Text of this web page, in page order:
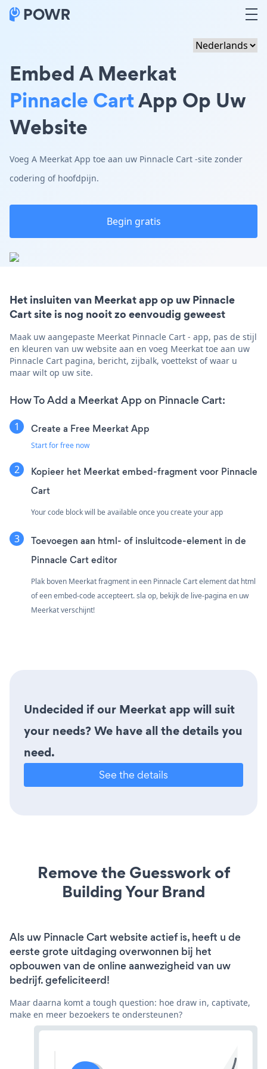
Embed A Meerkat
Pinnacle CartApp Op Uw
Website
Voeg A Meerkat App toe aan uw Pinnacle Cart -site zonder
codering of hoofdpijn.
Begin gratis
Het insluiten van Meerkat app op uw Pinnacle
Cart site is nog nooit zo eenvoudig geweest
Maak uw aangepaste Meerkat Pinnacle Cart - app, pas de stijl
en kleuren van uw website aan en voeg Meerkat toe aan uw
Pinnacle Cart pagina, bericht, zijbalk, voettekst of waar u
maar wilt op uw site.
How To Add a Meerkat App on Pinnacle Cart:
Create a Free Meerkat App
Start for free now
Kopieer het Meerkat embed-fragment voor Pinnacle
Cart
Your code block will be available once you create your app
Toevoegen aan html- of insluitcode-element in de
Pinnacle Cart editor
Plak boven Meerkat fragment in een Pinnacle Cart element dat html
of een embed-code accepteert. sla op, bekijk de live-pagina en uw
Meerkat verschijnt!
Undecided if our Meerkat app will suit
your needs? We have all the details you
need.
See the details
Remove the Guesswork of
Building Your Brand
Als uw Pinnacle Cart website actief is, heeft u de
eerste grote uitdaging overwonnen bij het
opbouwen van de online aanwezigheid van uw
bedrijf. gefeliciteerd!
Maar daarna komt a tough question: hoe draw in, captivate,
make en meer bezoekers te ondersteunen?